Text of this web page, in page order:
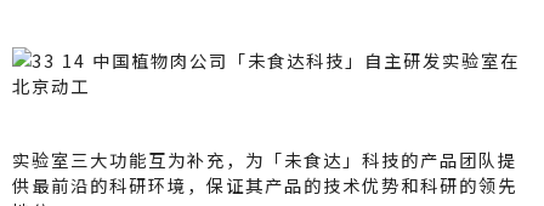
实验室三大功能互为补充，为「未食达」科技的产品团队提
供最前沿的科研环境，保证其产品的技术优势和科研的领先